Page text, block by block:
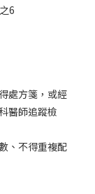
6
處方箋，或經
醫師追蹤檢
、不得重複配